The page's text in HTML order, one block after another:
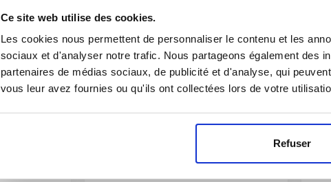
Ce site web utilise des cookies.
Les cookies nous permettent de personnaliser le contenu et les
sociaux et d'analyser notre trafic. Nous partageons également des
partenaires de médias sociaux, de publicité et d'analyse, qui
vous leur avez fournies ou qu'ils ont collectées lors de votre
Refuser
de
WEBTV
Pourquoi et comment
épargner régulièrement
en assurance-vie avec